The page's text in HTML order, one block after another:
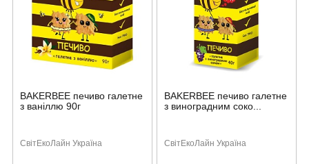
BAKERBEE печиво галетне
з ваніллю 90г
СвітЕкоЛайн Україна
BAKERBEE печиво галетне
з виноградним соко...
СвітЕкоЛайн Україна